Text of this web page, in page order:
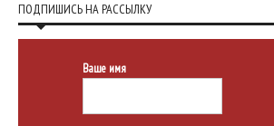
ПОДПИШИСЬ НА РАССЫЛКУ
Ваше имя